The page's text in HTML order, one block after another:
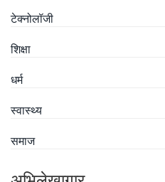
टेक्नोलॉजी
शिक्षा
धर्म
स्वास्थ्य
समाज